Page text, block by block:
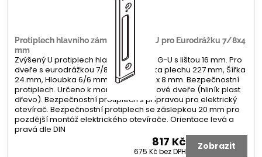
Protiplech hlavního zámku G-U tvar U pro Eurodrážku 7/8x4
mm
Zvýšený U protiplech hlavního zámku G-U s lištou 16 mm. Pro
dveře s eurodrážkou 7/8 x 4 mm. Délka plechu 227 mm, Šířka
24 mm, Hloubka 6/6 mm. Koncovka 2x 8 mm. Bezpečnostní
protiplech. Určeno k montáži na profilové dveře (hliník plast
dřevo). Bezpečnostní protiplech s přípravou pro elektrický
otevírač. Bezpečnostní protiplech se záslepkou 20 mm pro
pozdější montáž elektrického otevírače. Orientace levá a
pravá dle DIN
817 Kč
675 Kčbez DPH Zobrazit